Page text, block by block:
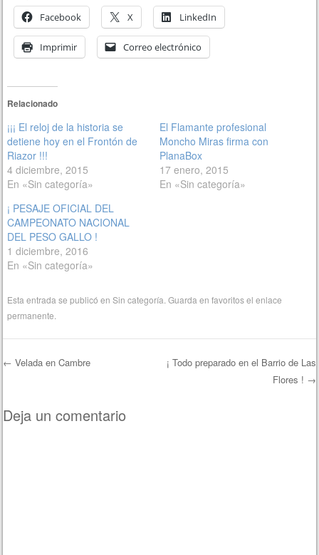
Facebook
X LinkedIn
Imprimir Correo electrónico
Relacionado
¡¡¡ El reloj de la historia se
detiene hoy en el Frontón de
Riazor !!!
4 diciembre, 2015
En «Sin categoría»
El Flamante profesional
Moncho Miras firma con
PlanaBox
17 enero, 2015
En «Sin categoría»
¡ PESAJE OFICIAL DEL
CAMPEONATO NACIONAL
DEL PESO GALLO !
1 diciembre, 2016
En «Sin categoría»
Esta entrada se publicó enSin categoría . Guarda en favoritos elenlace
permanente
← Velada en Cambre
¡ Todo preparado en el Barrio de Las
Flores ! →
Deja un comentario